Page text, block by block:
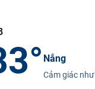
Nắng
Cảm giác như